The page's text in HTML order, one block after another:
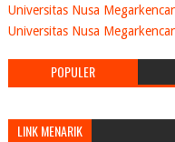
Universitas Nusa
Universitas Nusa
POPULER
LINK MENARIK